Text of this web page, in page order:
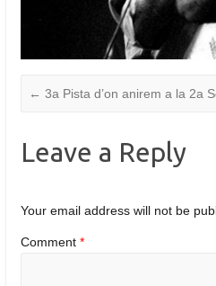
← 3a Pista d’on anirem a la 2a
Leave a Reply
Your email address will not be
Comment*